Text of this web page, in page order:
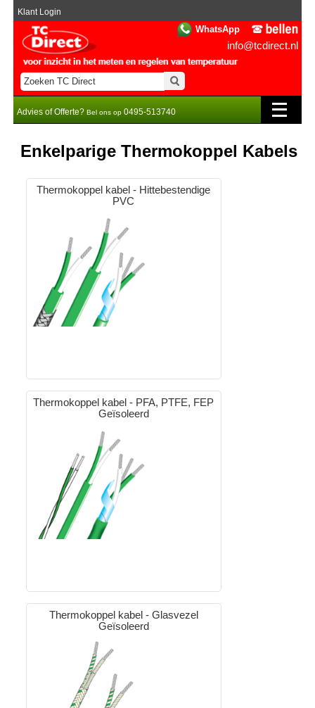
WhatsApp
info@tcdirect.nl
Klant Login
Advies of Offerte? Bel ons op 0495-513740
Enkelparige Thermokoppel Kabels
Thermokoppel kabel - Hittebestendige
PVC
Thermokoppel kabel - PFA, PTFE, FEP
Geïsoleerd
Thermokoppel kabel - Glasvezel
Geïsoleerd